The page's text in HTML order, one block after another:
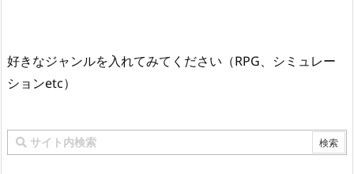
好きなジャンルを入れてみてください（RPG、シミュレー
ションetc）